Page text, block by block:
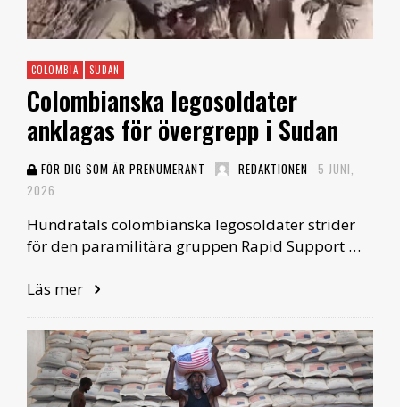
COLOMBIA SUDAN
Colombianska legosoldater
anklagas för övergrepp i Sudan
FÖR DIG SOM ÄR PRENUMERANT REDAKTIONEN
5 JUNI,
2026
Hundratals colombianska legosoldater strider
för den paramilitära gruppen Rapid Support …
Läs mer